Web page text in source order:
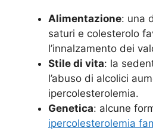
Alimentazione: una
saturi e colesterolo
l’innalzamento dei
Stile di vita: la
l’abuso di alcolici
ipercolesterolemia.
Genetica: alcune
ipercolesterolemia